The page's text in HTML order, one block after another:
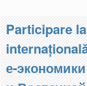
Participare
е-